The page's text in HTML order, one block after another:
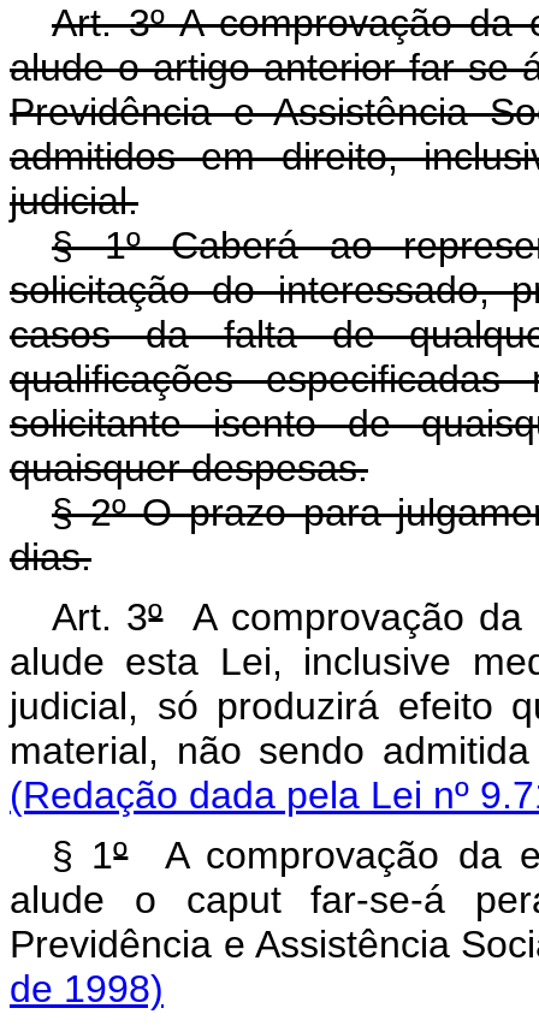
Art. 3º A comprovação
alude o artigo anterior far-
Previdência e Assistência
admitidos em direito,
judicial.
§ 1º Caberá ao
solicitação do interessado,
casos da falta de
qualificações
solicitante isento de
quaisquer despesas.
§ 2º O prazo para
dias.
Art. 3ºA comprovação da
alude esta Lei, inclusive
judicial, só produzirá efeito
material, não sendo
(Redação dada pela Lei nº
§ 1ºA comprovação da
alude o caput far-se-á
Previdência e Assistência
de 1998)